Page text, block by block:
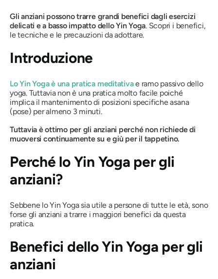
Gli anziani possono trarre grandi benefici dagli esercizi
delicati e a basso impatto dello Yin Yoga. Scopri i benefici,
le tecniche e le precauzioni da adottare.
Introduzione
Lo Yin Yoga è una pratica meditativae ramo passivo dello
yoga. Tuttavia non è una pratica molto facile poiché
implica il mantenimento di posizioni specificheasana
(pose) per almeno 3 minuti.
Tuttavia è ottimo per gli anziani perché non richiede di
muoversi continuamente su e giù per il tappetino.
Perché lo Yin Yoga per gli
anziani?
Sebbene lo Yin Yoga sia utile a persone di tutte le età, sono
forse gli anziani a trarre i maggiori benefici da questa
pratica.
Benefici dello Yin Yoga per gli
anziani